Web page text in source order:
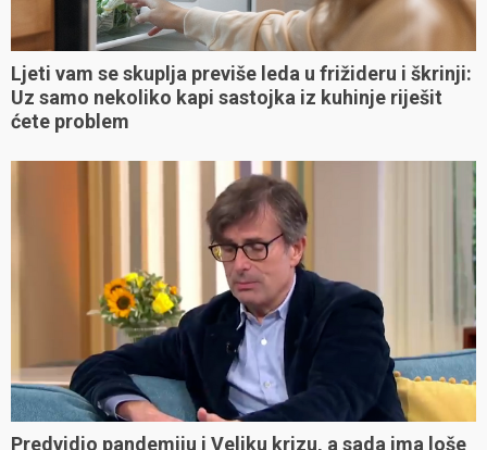
Ljeti vam se skuplja previše leda u frižideru i škrinji:
Uz samo nekoliko kapi sastojka iz kuhinje riješit
ćete problem
Predvidio pandemiju i Veliku krizu, a sada ima loše